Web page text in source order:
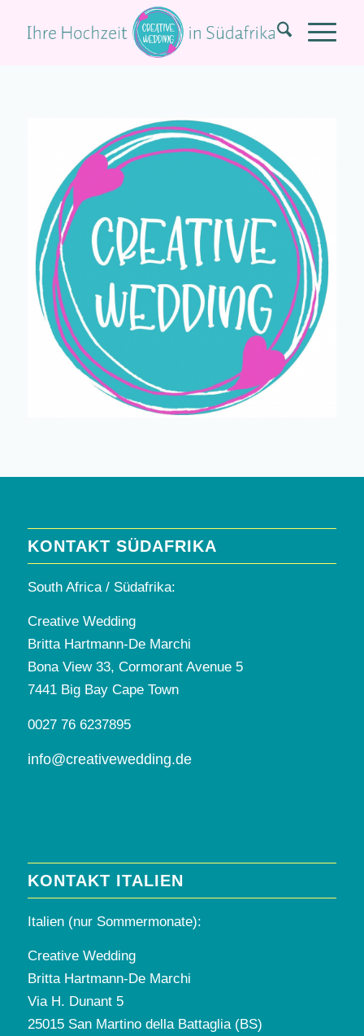
KONTAKT SÜDAFRIKA
South Africa / Südafrika:
Creative Wedding
Britta Hartmann-De Marchi
Bona View 33, Cormorant Avenue 5
7441 Big Bay Cape Town
0027 76 6237895
info@creativewedding.de
KONTAKT ITALIEN
Italien (nur Sommermonate):
Creative Wedding
Britta Hartmann-De Marchi
Via H. Dunant 5
25015 San Martino della Battaglia (BS)